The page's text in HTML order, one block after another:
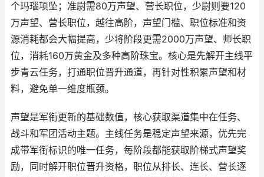
个玛瑙项坠；准尉需80万声望、营长职位，少尉则要120
万声望、营长职位，越往高阶，声望门槛、职位标准和资
源消耗都会大幅提高，少将阶段更需2000万声望、师长职
位，消耗160万黄金及多种高阶珠宝。核心是先解开主线平
步青云任务，打通职位晋升通道，再针对性积累声望和材
料，避免单一维度瓶颈。
声望是军衔更新的基础数值，核心获取渠道集中在任务、
战斗和军团活动主题。主线任务是稳定声望来源，优先完
成带军衔标识的唯一任务，每阶段都能获取阶梯式声望奖
励，同时解开职位晋升资格，职位从排长、连长、营长逐